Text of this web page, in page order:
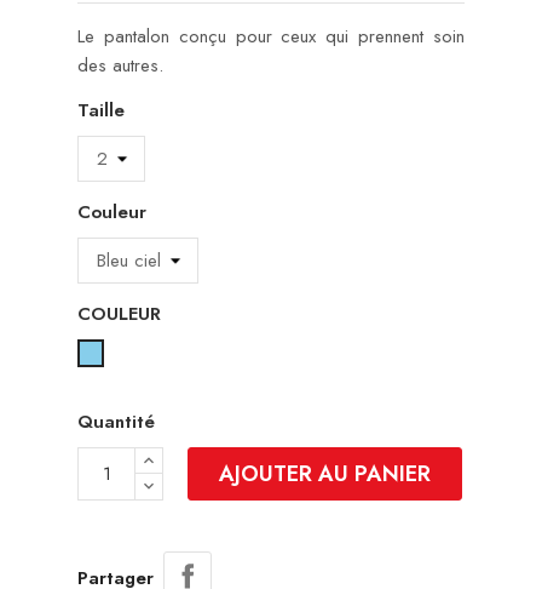
Le pantalon conçu pour ceux qui prennent soin
des autres.
Taille
Couleur
COULEUR
Quantité
AJOUTER AU PANIER
Partager